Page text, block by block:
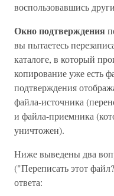
воспользовавшись
Окно подтверждения
вы пытаетесь
каталоге, в который
копирование уже есть
подтверждения
файла-источника
и файла-приемника
уничтожен).
Ниже выведены два
("Переписать этот
ответа: